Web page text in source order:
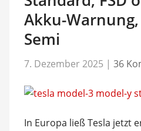
Akku-
Semi
7. Dezember 2025 | 36
In Europa ließ Tesla jetzt